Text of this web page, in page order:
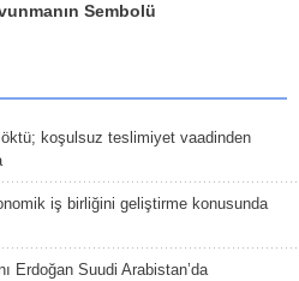
Sembolü
koşulsuz teslimiyet vaadinden
iş birliğini geliştirme konusunda
Erdoğan Suudi Arabistan’da